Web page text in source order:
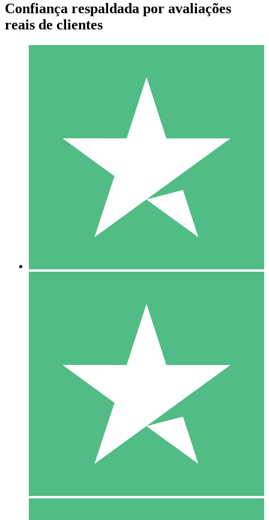
Pacotes de Créditos Individuais
Pague conforme o uso com créditos de download. Sem
1000
10 Downloads
20 00
Confiança respaldada por avaliações
reais de clientes